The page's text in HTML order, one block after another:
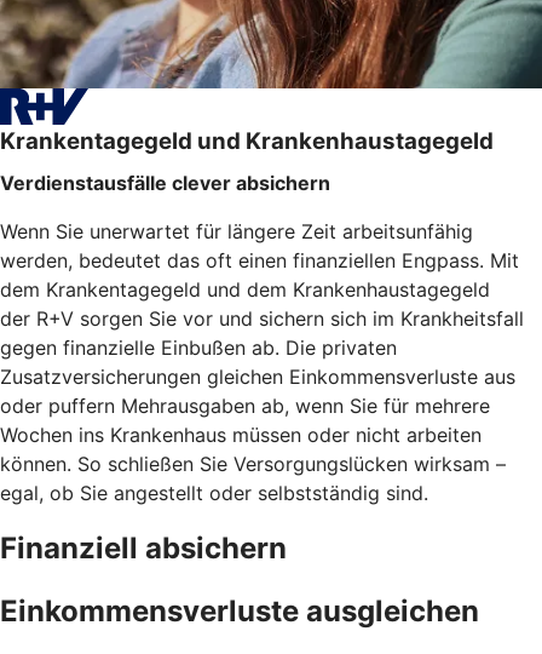
Krankentagegeld und Krankenhaustagegeld
Verdienstausfälle clever absichern
Wenn Sie unerwartet für längere Zeit arbeitsunfähig
werden, bedeutet das oft einen finanziellen Engpass. Mit
dem Krankentagegeld und dem Krankenhaustagegeld
der R+V sorgen Sie vor und sichern sich im Krankheitsfall
gegen finanzielle Einbußen ab. Die privaten
Zusatzversicherungen gleichen Einkommensverluste aus
oder puffern Mehrausgaben ab, wenn Sie für mehrere
Wochen ins Krankenhaus müssen oder nicht arbeiten
können. So schließen Sie Versorgungslücken wirksam –
egal, ob Sie angestellt oder selbstständig sind.
Finanziell absichern
Einkommensverluste ausgleichen